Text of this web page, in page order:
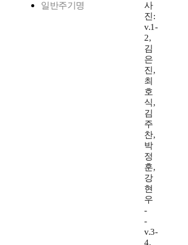
일반주기명
사
진:
v.1-
2,
김
은
진,
최
호
식,
김
주
찬,
박
정
훈,
강
현
우
-
-
v.3-
4,